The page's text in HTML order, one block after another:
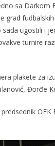
sa Darkom
grad
ugostili i
turnire
plakete za
Đorđe